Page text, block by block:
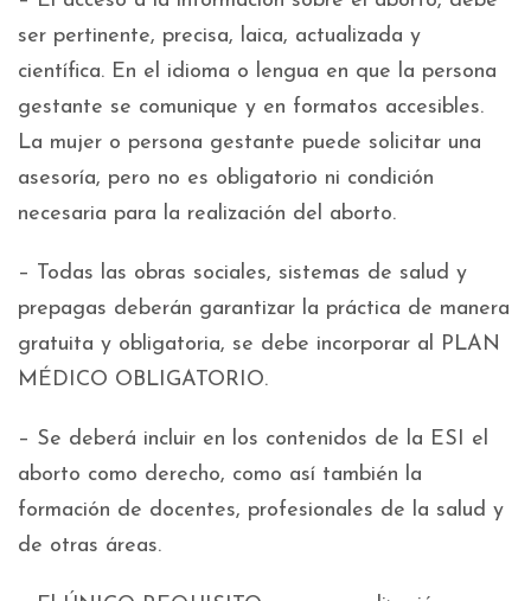
ser pertinente, precisa, laica, actualizada y
científica. En el idioma o lengua en que la persona
gestante se comunique y en formatos accesibles.
La mujer o persona gestante puede solicitar una
asesoría, pero no es obligatorio ni condición
necesaria para la realización del aborto.
– Todas las obras sociales, sistemas de salud y
prepagas deberán garantizar la práctica de manera
gratuita y obligatoria, se debe incorporar al PLAN
MÉDICO OBLIGATORIO.
– Se deberá incluir en los contenidos de la ESI el
aborto como derecho, como así también la
formación de docentes, profesionales de la salud y
de otras áreas.